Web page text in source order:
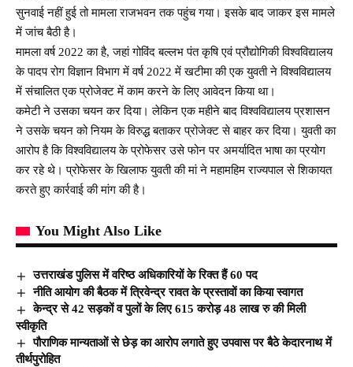
सुनवाई नहीं हुई तो मामला राजभवन तक पहुंच गया। इसके बाद जाकर इस मामले
में जांच बैठी है।
मामला वर्ष 2022 का है, जहां गोविंद बल्लभ पंत कृषि एवं प्रौद्योगिकी विश्वविद्यालय
के पादप रोग विज्ञान विभाग में वर्ष 2022 में खटीमा की एक युवती ने विश्वविद्यालय
में संचालित एक प्रोजेक्ट में काम करने के लिए आवेदन किया था।
कमेटी ने उसका चयन कर दिया। लेकिन एक महीने बाद विश्वविद्यालय प्रशासन
ने उसके चयन को नियम के विरुद्ध बताकर प्रोजेक्ट से बाहर कर दिया। युवती का
आरोप है कि विश्वविद्यालय के प्रोफेसर उसे फोन पर अमर्यादित भाषा का प्रयोग
कर रहे थे। प्रोफेसर के खिलाफ युवती की मां ने महामहिम राज्यपाल से शिकायत
करते हुए कार्रवाई की मांग की है।
You Might Also Like
उत्तराखंड पुलिस में वरिष्ठ अधिकारियों के रिक्त हैं 60 पद
नीति आयोग की बैठक में त्रिवेन्द्र रावत के प्रस्तावों का किया स्वागत
केन्द्र से 42 सड़कों व पुलों के लिए 615 करोड़ 48 लाख रु की मिली
स्वीकृति
पौराणिक मान्यताओं से छेड़ का आरोप लगाते हुए उपवास पर बैठे केदारनाथ में
तीर्थपुरोहित